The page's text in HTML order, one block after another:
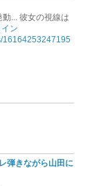
... 彼女の視線は
ン
16164253247195
弾きながら山田に